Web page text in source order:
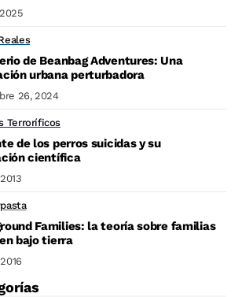
de Beanbag Adventures: Una
urbana perturbadora
26, 2024
Terroríficos
de los perros suicidas y su
científica
Families: la teoría sobre familias
bajo tierra